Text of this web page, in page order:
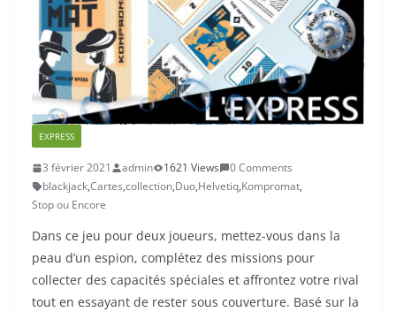
EXPRESS
3 février 2021 admin 1621 Views
0 Comments
blackjack,Cartes,collection,Duo,Helvetiq,Kompromat,
Stop ou Encore
Dans ce jeu pour deux joueurs, mettez-vous dans la
peau d’un espion, complétez des missions pour
collecter des capacités spéciales et affrontez votre rival
tout en essayant de rester sous couverture. Basé sur la